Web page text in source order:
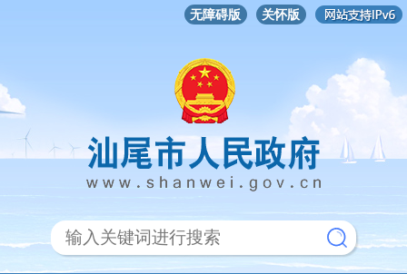
无障碍版 关怀版